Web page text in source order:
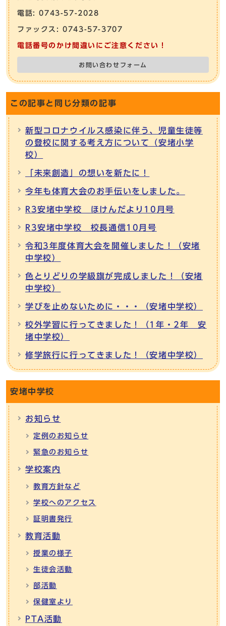
電話: 0743-57-2028
ファックス: 0743-57-3707
電話番号のかけ間違いにご注意ください！
お問い合わせフォーム
この記事と同じ分類の記事
新型コロナウイルス感染に伴う、児童生徒等
の登校に関する考え方について（安堵小学
校）
「未来創造」の想いを新たに！
今年も体育大会のお手伝いをしました。
R3安堵中学校 ほけんだより10月号
R3安堵中学校 校長通信10月号
令和3年度体育大会を開催しました！（安堵
中学校）
色とりどりの学級旗が完成しました！（安堵
中学校）
学びを止めないために・・・（安堵中学校）
校外学習に行ってきました！（1年・2年 安
堵中学校）
修学旅行に行ってきました！（安堵中学校）
安堵中学校
お知らせ
定例のお知らせ
緊急のお知らせ
学校案内
教育方針など
学校へのアクセス
証明書発行
教育活動
授業の様子
生徒会活動
部活動
保健室より
PTA活動